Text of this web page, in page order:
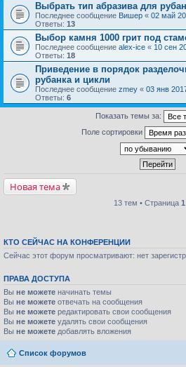
Выбрать тип абразива для
Последнее сообщение Вишер « 02 май
Ответы: 13
Выбор камня 1000 грит под
Последнее сообщение alex-ice « 10 сен
Ответы: 18
Приведение в порядок
рубанка и цикли
Последнее сообщение zmey « 03 янв
Ответы: 6
Показать темы за:
Поле сортировки
Новая тема
13 тем • Страница 1
КТО СЕЙЧАС НА КОНФЕРЕНЦИИ
Сейчас этот форум просматривают: нет
ПРАВА ДОСТУПА
Вы не можете начинать темы
Вы не можете отвечать на сообщения
Вы не можете редактировать свои сообщения
Вы не можете удалять свои сообщения
Вы не можете добавлять вложения
Список форумов